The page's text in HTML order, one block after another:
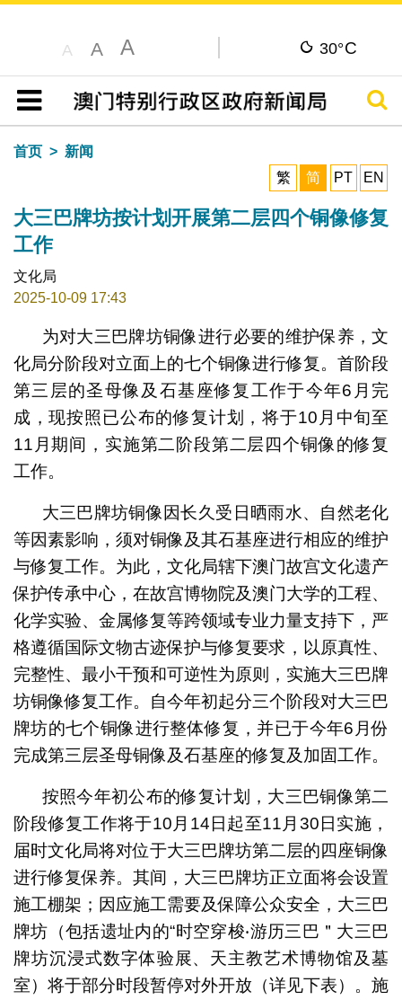
A A A 30°C
目录
搜寻
首页
新闻
繁
简 PT EN
大三巴牌坊按计划开展第二层四个铜像修复
工作
文化局
2025-10-09 17:43
为对大三巴牌坊铜像进行必要的维护保养，文
化局分阶段对立面上的七个铜像进行修复。首阶段
第三层的圣母像及石基座修复工作于今年6月完
成，现按照已公布的修复计划，将于10月中旬至
11月期间，实施第二阶段第二层四个铜像的修复
工作。
大三巴牌坊铜像因长久受日晒雨水、自然老化
等因素影响，须对铜像及其石基座进行相应的维护
与修复工作。为此，文化局辖下澳门故宫文化遗产
保护传承中心，在故宫博物院及澳门大学的工程、
化学实验、金属修复等跨领域专业力量支持下，严
格遵循国际文物古迹保护与修复要求，以原真性、
完整性、最小干预和可逆性为原则，实施大三巴牌
坊铜像修复工作。自今年初起分三个阶段对大三巴
牌坊的七个铜像进行整体修复，并已于今年6月份
完成第三层圣母铜像及石基座的修复及加固工作。
按照今年初公布的修复计划，大三巴铜像第二
阶段修复工作将于10月14日起至11月30日实施，
届时文化局将对位于大三巴牌坊第二层的四座铜像
进行修复保养。其间，大三巴牌坊正立面将会设置
施工棚架；因应施工需要及保障公众安全，大三巴
牌坊（包括遗址内的“时空穿梭‧游历三巴＂大三巴
牌坊沉浸式数字体验展、天主教艺术博物馆及墓
室）将于部分时段暂停对外开放（详见下表）。施